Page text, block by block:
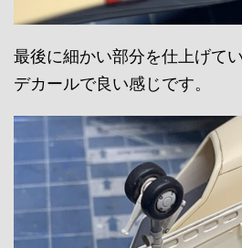
最後に細かい部分を仕上げて
デカールで良い感じです。